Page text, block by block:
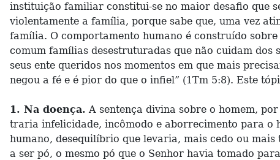
instituição familiar constitui-se no maior desafio que
violentamente a família, porque sabe que, uma vez
família. O comportamento humano é construído
comum famílias desestruturadas que não cuidam dos
seus ente queridos nos momentos em que mais
negou a fé e é pior do que o infiel” (1Tm 5:8). Este
1. Na doença. A sentença divina sobre o homem,
traria infelicidade, incômodo e aborrecimento para o
humano, desequilíbrio que levaria, mais cedo ou
a ser pó, o mesmo pó que o Senhor havia tomado